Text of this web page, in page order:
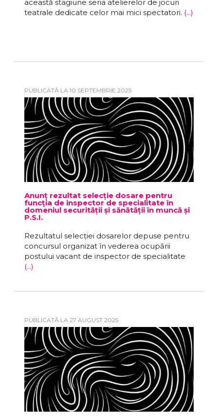
această stagiune seria atelierelor de jocuri
teatrale dedicate celor mai mici spectatori. (...)
PUBLICATĂ LA 10 SEPTEMBRIE 2025
Anunț rezultat selecție dosare pentru
funcția de inspector de specialitate în
domeniul securității și sănătății în muncă și
P.S.I.
Rezultatul selecției dosarelor depuse pentru
concursul organizat în vederea ocupării
postului vacant de inspector de specialitate
(...)
PUBLICATĂ LA 27 AUGUST 2025